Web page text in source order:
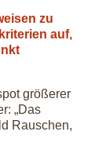
zu
auf,
größerer
„Das
Rauschen,